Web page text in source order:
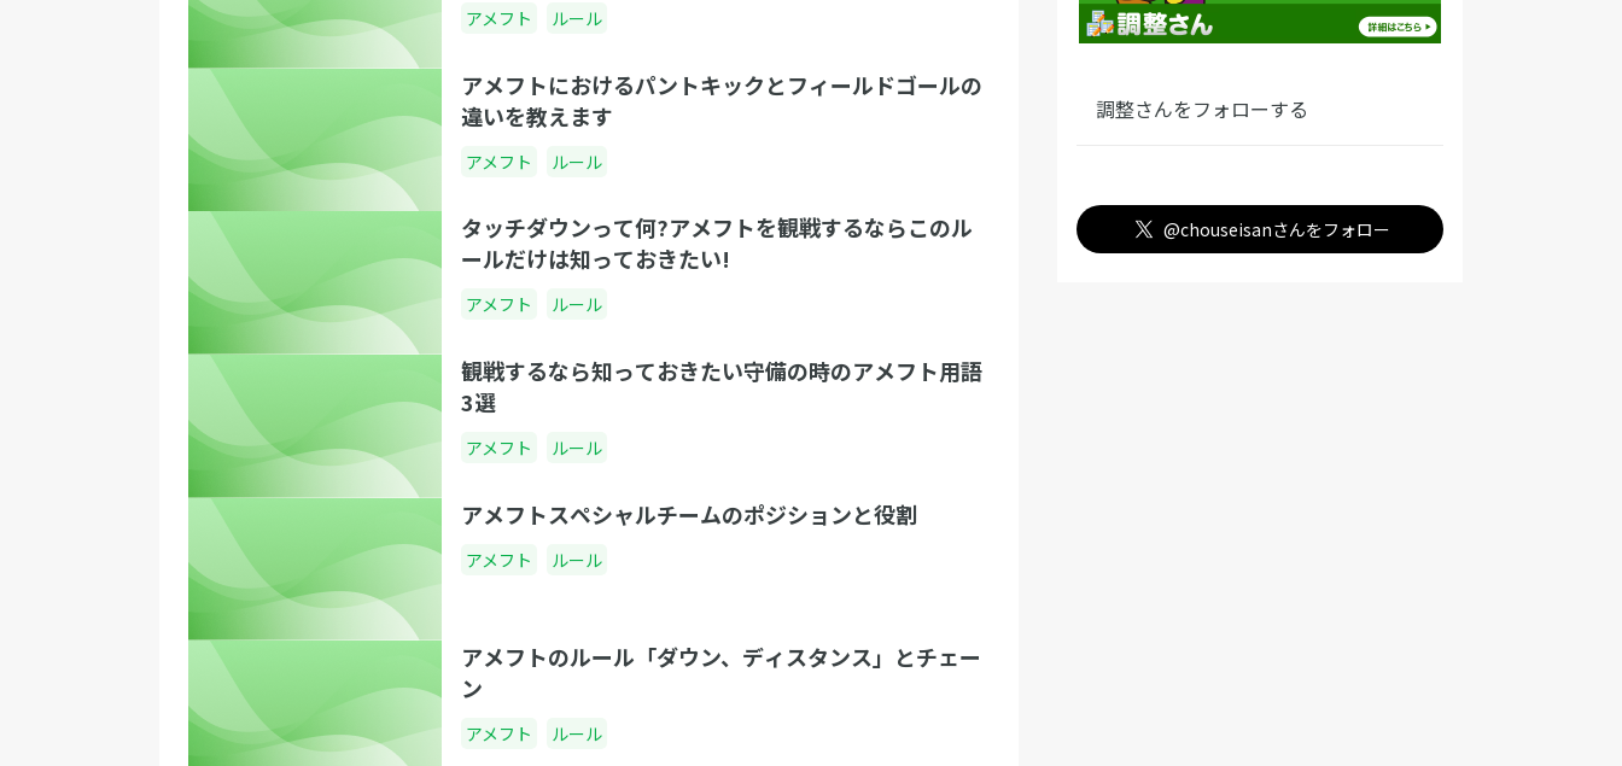
アメフト ルール
アメフトにおけるパントキックとフィールドゴールの
違いを教えます
アメフト ルール
タッチダウンって何?アメフトを観戦するならこのル
ールだけは知っておきたい!
アメフト ルール
観戦するなら知っておきたい守備の時のアメフト用語
3選
アメフト ルール
アメフトスペシャルチームのポジションと役割
アメフト ルール
アメフトのルール「ダウン、ディスタンス」とチェー
ン
アメフト ルール
調整さんをフォローする
@chouseisanさんをフォロー